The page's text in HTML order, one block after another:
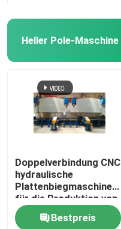
Heller Pole-Maschine
Doppelverbindung CNC
hydraulische
Plattenbiegmaschine
für die Produktion von
Leuchten
Bestpreis